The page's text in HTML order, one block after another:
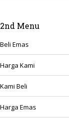
2nd Menu
Beli Emas
Harga Kami
Kami Beli
Harga Emas